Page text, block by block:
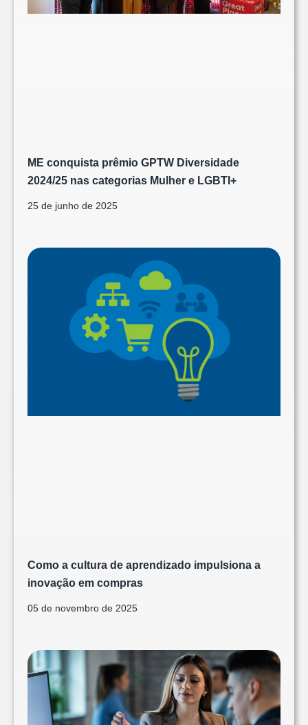
ME conquista prêmio GPTW Diversidade
2024/25 nas categorias Mulher e LGBTI+
25 de junho de 2025
Como a cultura de aprendizado impulsiona a
inovação em compras
05 de novembro de 2025